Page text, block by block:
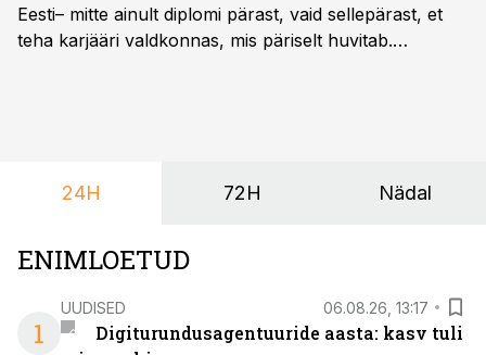
Eesti– mitte ainult diplomi pärast, vaid sellepärast, et
teha karjääri valdkonnas, mis päriselt huvitab.
24H 72H Nädal
ENIMLOETUD
1
UUDISED 06.08.26, 13:17
Digiturundusagentuuride aasta: kasv tuli